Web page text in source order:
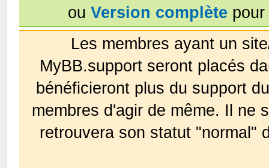
ouVersion complète
Les membres ayant un
MyBB.support seront placés
bénéficieront plus du support
membres d'agir de même. Il ne
retrouvera son statut "normal"